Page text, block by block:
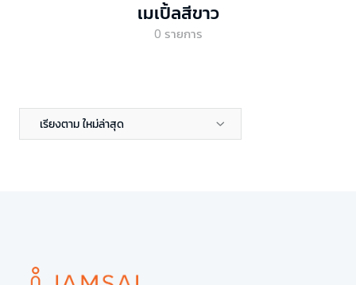
เมเปิ้ลสีขาว
0 รายการ
เรียงตาม ใหม่ล่าสุด